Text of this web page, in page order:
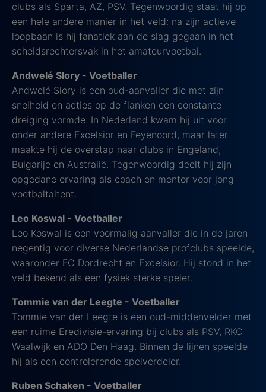
clubs als Sparta, AZ, PSV. Tegenwoordig staat hij op
een hele andere manier in het veld: na zijn actieve
loopbaan is hij fanatiek aan de slag gegaan in het
scheidsrechtersvak in het amateurvoetbal.
Andwelé Slory - Voetballer
Andwelé Slory is een oud-aanvaller die met zijn
snelheid en acties op de flanken een constante
dreiging vormde. In Nederland kwam hij uit voor
onder andere Excelsior en Feyenoord, maar later
maakte hij de overstap naar clubs in Engeland,
Bulgarije en Australië. Tegenwoordig deelt hij zijn
opgedane ervaring als coach en mentor voor jong
voetbaltaltent.
Leo Koswal - Voetballer
Leo Koswal is een voormalig aanvaller die in de jaren
negentig voor diverse Nederlandse profclubs speelde,
waaronder FC Dordrecht en Excelsior. Hij stond in het
veld bekend als een fysiek sterke speler.
Tommie van der Leegte - Voetballer
Tommie van der Leegte is een oud-middenvelder met
een ruime Eredivisie-ervaring bij clubs als PSV, RKC
Waalwijk en ADO Den Haag. Binnen de lijnen speelde
hij als een controlerende spelverdeler.
Ruben Schaken - Voetballer